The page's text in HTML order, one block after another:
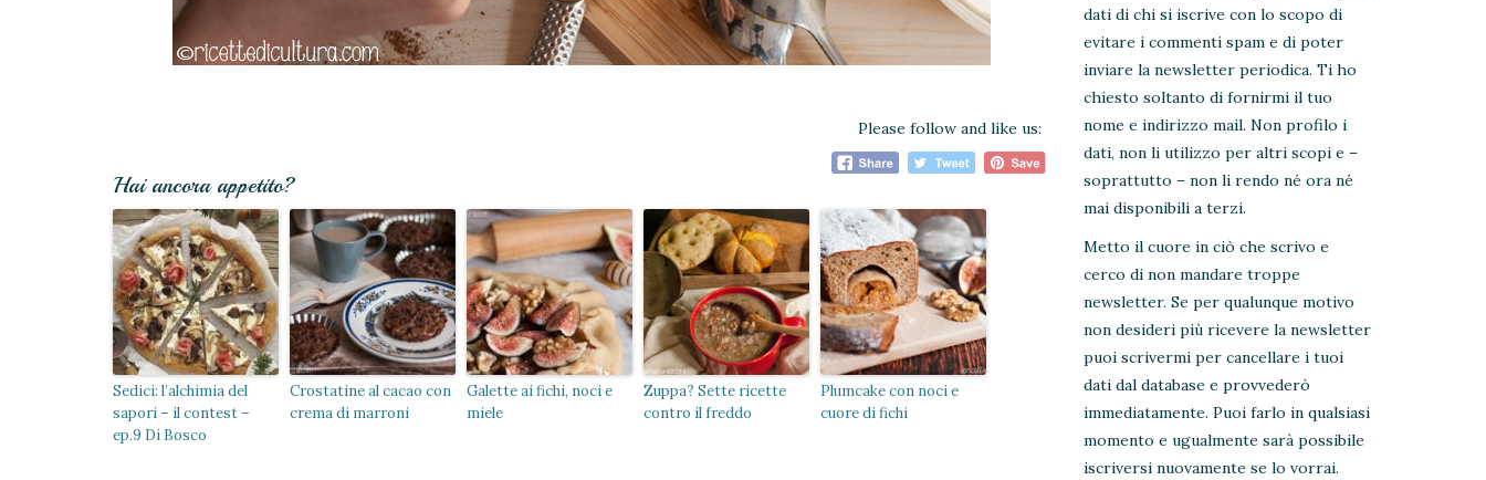
Please follow and like us:
Hai ancora appetito?
Sedici: l’alchimia del
sapori – il contest –
ep.9 Di Bosco
Crostatine al cacao con
crema di marroni
Galette ai fichi, noci e
miele
Zuppa? Sette ricette
contro il freddo
Plumcake con noci e
cuore di fichi
dati di chi si iscrive con lo scopo di
evitare i commenti spam e di poter
inviare la newsletter periodica. Ti ho
chiesto soltanto di fornirmi il tuo
nome e indirizzo mail. Non profilo i
dati, non li utilizzo per altri scopi e –
soprattutto – non li rendo né ora né
mai disponibili a terzi.
Metto il cuore in ciò che scrivo e
cerco di non mandare troppe
newsletter. Se per qualunque motivo
non desideri più ricevere la newsletter
puoi scrivermi per cancellare i tuoi
dati dal database e provvederò
immediatamente. Puoi farlo in qualsiasi
momento e ugualmente sarà possibile
iscriversi nuovamente se lo vorrai.